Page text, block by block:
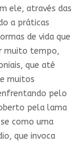
ele, através das
a práticas
de vida que
muito tempo,
que até
muitos
enfrentando pelo
pela lama
como uma
que invoca